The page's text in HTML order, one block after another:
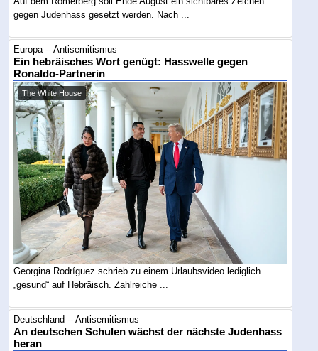
gegen Judenhass gesetzt werden. Nach ...
Europa -- Antisemitismus
Ein hebräisches Wort genügt: Hasswelle gegen
Ronaldo-Partnerin
The White House
Georgina Rodríguez schrieb zu einem Urlaubsvideo lediglich
„gesund“ auf Hebräisch. Zahlreiche ...
Deutschland -- Antisemitismus
An deutschen Schulen wächst der nächste Judenhass
heran